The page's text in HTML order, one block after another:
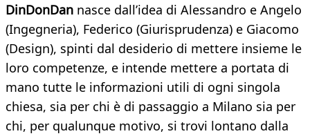
DinDonDan nasce dall’idea di Alessandro e Angelo
(Ingegneria), Federico (Giurisprudenza) e Giacomo
(Design), spinti dal desiderio di mettere insieme le
loro competenze, e intende mettere a portata di
mano tutte le informazioni utili di ogni singola
chiesa, sia per chi è di passaggio a Milano sia per
chi, per qualunque motivo, si trovi lontano dalla